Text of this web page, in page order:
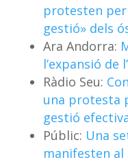
protesten
gestió» dels
Ara Andorra:
l’expansió de
Ràdio Seu:
una protesta
gestió
Públic: Una
manifesten